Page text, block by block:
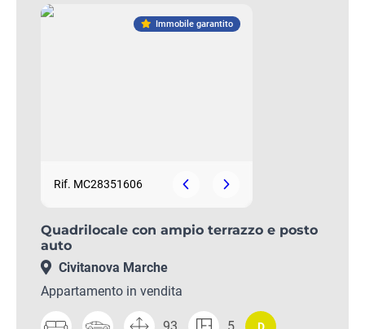
Immobile garantito
Rif. MC28351606
Quadrilocale con ampio terrazzo e posto
auto
Civitanova Marche
Appartamento in vendita
D